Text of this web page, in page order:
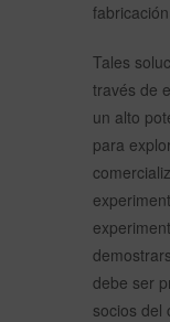
Tales
través de
un alto
para
debe ser
socios del